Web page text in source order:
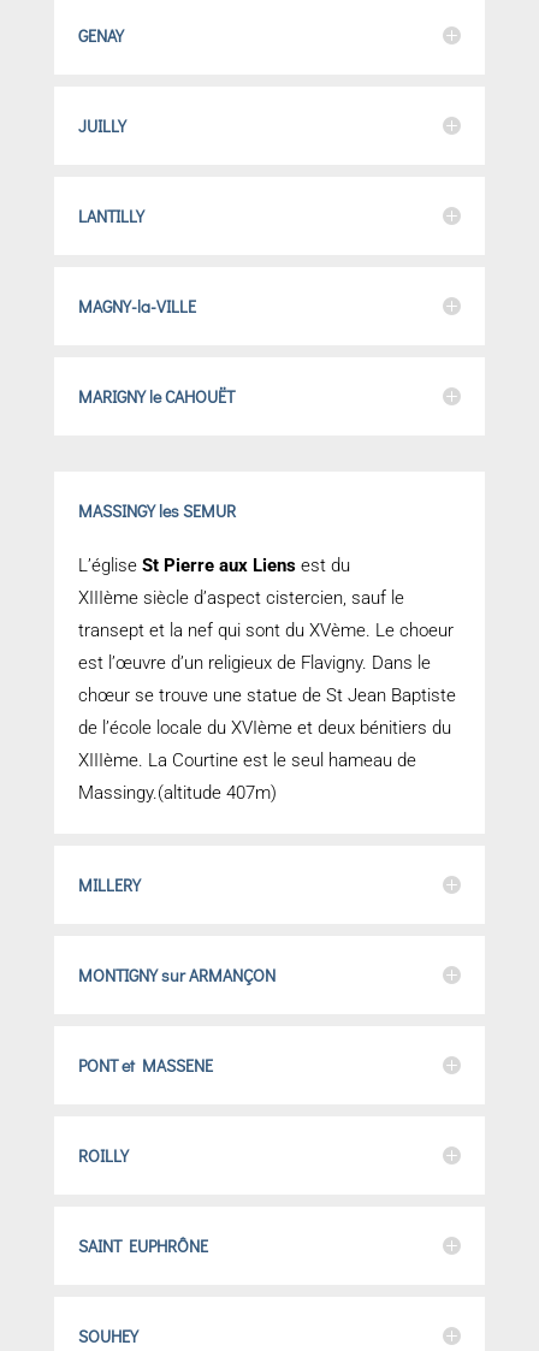
GENAY
JUILLY
LANTILLY
MAGNY-la-VILLE
MARIGNY le CAHOUËT
MASSINGY les SEMUR
L’église St Pierre aux Liensest du
XIIIème siècle d’aspect cistercien, sauf le
transept et la nef qui sont du XVème. Le choeur
est l’œuvre d’un religieux de Flavigny. Dans le
chœur se trouve une statue de St Jean Baptiste
de l’école locale du XVIème et deux bénitiers du
XIIIème. La Courtine est le seul hameau de
Massingy.(altitude 407m)
MILLERY
MONTIGNY sur ARMANÇON
PONT et MASSENE
ROILLY
SAINT EUPHRÔNE
SOUHEY